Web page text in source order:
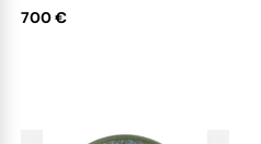
700 €